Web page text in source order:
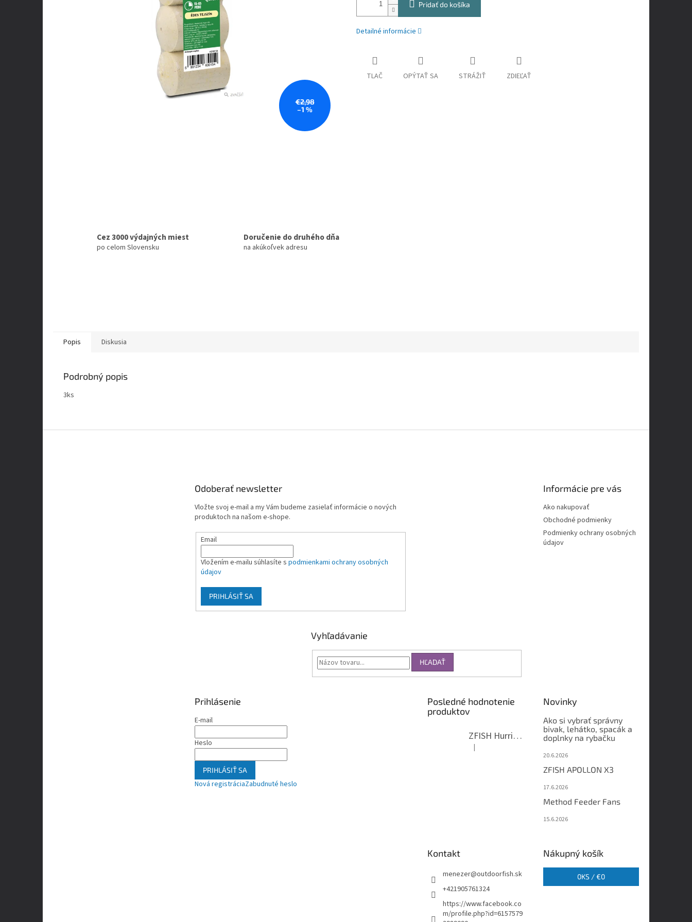
€2,98
–1 %
Pridať do košíka
Detailné informácie
TLAČ OPÝTAŤ SA STRÁŽIŤ ZDIEĽAŤ
Cez 3000 výdajných miest
po celom Slovensku
Doručenie do druhého dňa
na akúkoľvek adresu
Popis Diskusia
Podrobný popis
3ks
Odoberať newsletter
Vložte svoj e-mail a my Vám budeme zasielať informácie o nových
produktoch na našom e-shope.
Email
Vložením e-mailu súhlasíte s podmienkami ochrany osobných
údajov
PRIHLÁSIŤ SA
Informácie pre vás
Ako nakupovať
Obchodné podmienky
Podmienky ochrany osobných
údajov
Vyhľadávanie
HĽADAŤ
Prihlásenie
E-mail
Heslo
PRIHLÁSIŤ SA
Nová registráciaZabudnuté heslo
Posledné hodnotenie
produktov
ZFISH Hurricane Camo Kreslo
Hodnotenie produktu je 5 z 5 hviezdičiek.
|
Novinky
Ako si vybrať správny
bivak, lehátko, spacák a
doplnky na rybačku
20.6.2026
ZFISH APOLLON X3
17.6.2026
Method Feeder Fans
15.6.2026
Kontakt
menezer@outdoorfish.sk
+421905761324
https://www.facebook.co
m/profile.php?id=6157579
Nákupný košík
0KS /€0